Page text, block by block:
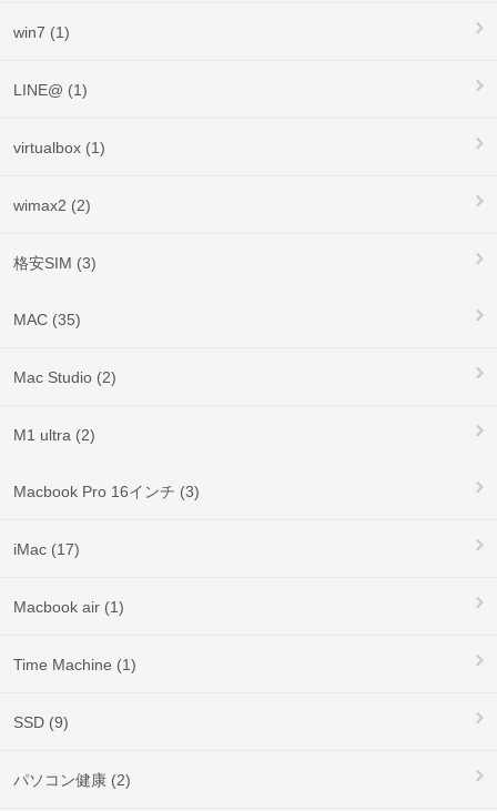
win7 (1)
LINE@ (1)
virtualbox (1)
wimax2 (2)
格安SIM (3)
MAC (35)
Mac Studio (2)
M1 ultra (2)
Macbook Pro 16インチ (3)
iMac (17)
Macbook air (1)
Time Machine (1)
SSD (9)
パソコン健康 (2)